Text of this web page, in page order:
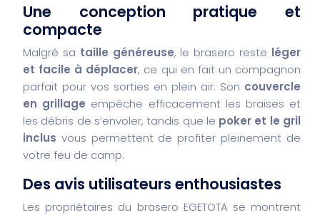
Une conception pratique et
compacte
Malgré sa taille généreuse, le brasero reste léger
et facile à déplacer, ce qui en fait un compagnon
parfait pour vos sorties en plein air. Son couvercle
en grillage empêche efficacement les braises et
les débris de s’envoler, tandis que le poker et le gril
inclus vous permettent de profiter pleinement de
votre feu de camp.
Des avis utilisateurs enthousiastes
Les propriétaires du brasero EGETOTA se montrent